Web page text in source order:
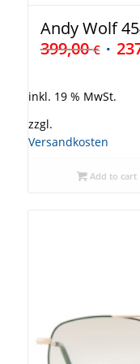
Andy Wolf
399,00€
inkl. 19 % MwSt.
zzgl.
Versandkosten
Add to cart